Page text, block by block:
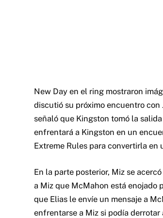
New Day en el ring mostraron
discutió su próximo encuentro
señaló que Kingston tomó la
enfrentará a Kingston en un
Extreme Rules para convertirla en
En la parte posterior, Miz se
a Miz que McMahon está enojado
que Elias le envíe un mensaje a
enfrentarse a Miz si podía